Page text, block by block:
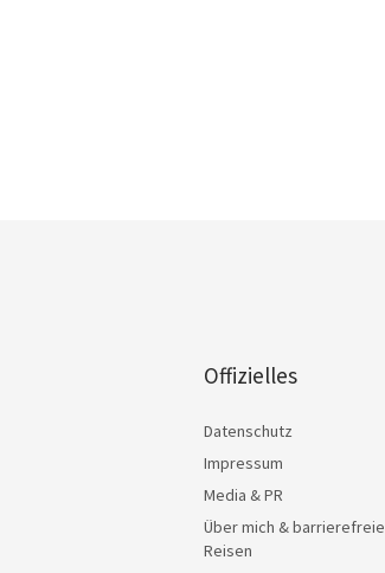
Offizielles
Datenschutz
Impressum
Media & PR
Über mich & barrierefreie
Reisen